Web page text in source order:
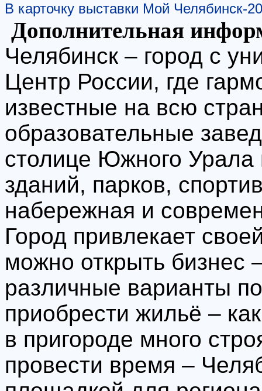
В карточку выставки Мой Челябинск-
Дополнительная
Челябинск – город с
Центр России, где
известные на всю
образовательные
столице Южного Урала
зданий, парков,
набережная и
Город привлекает
можно открыть бизнес
различные варианты
приобрести жильё –
в пригороде много
провести время –